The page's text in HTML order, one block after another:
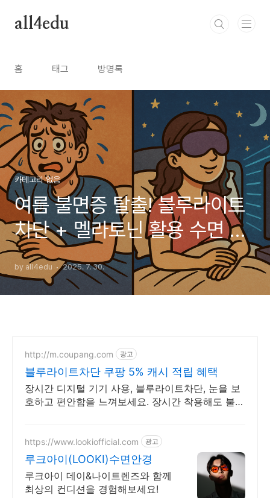
all4edu
홈 태그 방명록
카테고리 없음
여름 불면증 탈출! 블루라이트
차단 + 멜라토닌 활용 수면 루
틴 완벽 가이드
by all4edu 2025. 7. 30.
http://m.coupang.com 광고
블루라이트차단 쿠팡 5% 캐시 적립 혜택
장시간 디지털 기기 사용, 블루라이트차단, 눈을 보
호하고 편안함을 느껴보세요. 장시간 착용해도 불편
https://www.lookiofficial.com 광고
루크아이(LOOKI)수면안경
루크아이 데이&나이트렌즈와 함께
최상의 컨디션을 경험해보세요!